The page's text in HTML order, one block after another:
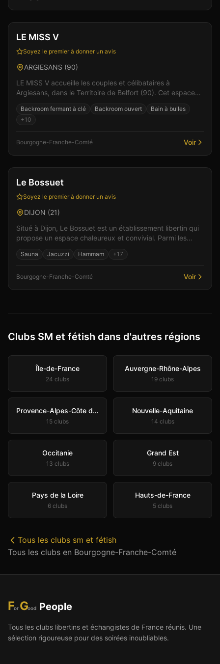
Club Sauna +5
LE MISS V
Soyez le premier à donner un avis
ARGIESANS (90)
LE MISS V accueille les couples et célibataires à
Argiesans, dans le Territoire de Belfort (90). Cet espace
Backroom fermant à clé Backroom ouvert
Bain à bulles
+10
Bourgogne-Franche-Comté Voir
Bar Club +6
Le Bossuet
Soyez le premier à donner un avis
DIJON (21)
Situé à Dijon, Le Bossuet est un établissement libertin qui
propose un espace chaleureux et convivial. Parmi les
Sauna Jacuzzi Hammam +17
Bourgogne-Franche-Comté Voir
Clubs SM et fétish dans d'autres régions
Île-de-France
24 clubs
Auvergne-Rhône-Alpes
19 clubs
Provence-Alpes-Côte d'Azur
15 clubs
Nouvelle-Aquitaine
14 clubs
Occitanie
13 clubs
Grand Est
9 clubs
Pays de la Loire
6 clubs
Hauts-de-France
5 clubs
Tous les clubs sm et fétish
Tous les clubs en Bourgogne-Franche-Comté
For Good People
Tous les clubs libertins et échangistes de France réunis. Une
sélection rigoureuse pour des soirées inoubliables.